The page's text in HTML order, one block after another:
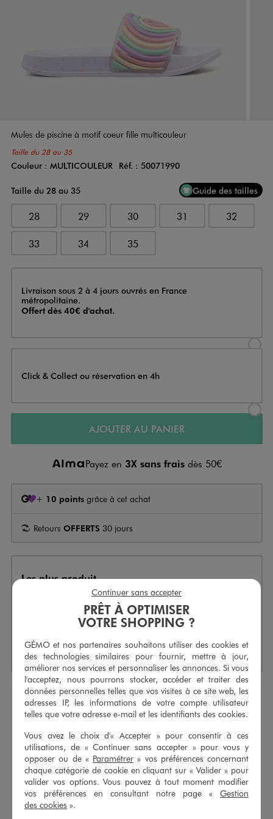
Mules de piscine à motif coeur fille multicouleur
Taille du 28 au 35
Couleur
Couleur : MULTICOULEUR Réf. : 50071990
Taille du 28 au 35
Guide des tailles
28 29 30 31 32
33 34 35
Livraison
Livraison sous 2 à 4 jours ouvrés en France
métropolitaine.
Offert dès 40€ d'achat.
Click & Collect ou réservation en 4h
AJOUTER AU PANIER
Payez en 3X sans frais dès 50€
+ 10 points grâce à cet achat
Retours OFFERTS 30 jours
Les plus produit
Forme mules facile à enfiler
Excellente résistance à l’eau
Structure extra légère
Mules de piscine à motif coeur fille
Réf. :50071990
Cesmules de piscine filleseront parfaites pour protéger les
petits pieds lors de toutes les sorties baignade. Dessandales
ultra légères, faciles à enfiler et résistantes à l’eau. Elles
possèdent une large bride ornée d’un joli motif coeur
composé de lignes multicolores en relief, ajoutant une note
girly à toutes les tenues. Elles sont dotées d’une semelle
PRÊT À OPTIMISER
VOTRE SHOPPING ?
GÉMO et nos partenaires souhaitons utiliser des cookies et
des technologies similaires pour fournir, mettre à jour,
améliorer nos services et personnaliser les annonces. Si vous
l'acceptez, nous pourrons stocker, accéder et traiter des
données personnelles telles que vos visites à ce site web, les
adresses IP, les informations de votre compte utilisateur
telles que votre adresse e-mail et les identifiants des cookies.
Vous avez le choix d'« Accepter » pour consentir à ces
utilisations, de « Continuer sans accepter » pour vous y
opposer ou de « Paramétrer » vos préférences concernant
chaque catégorie de cookie en cliquant sur « Valider » pour
valider vos options. Vous pouvez à tout moment modifier
vos préférences en consultant notre page « Gestion
des cookies ».
Continuer sans accepter